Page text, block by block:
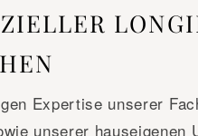
Expertise unserer
unserer